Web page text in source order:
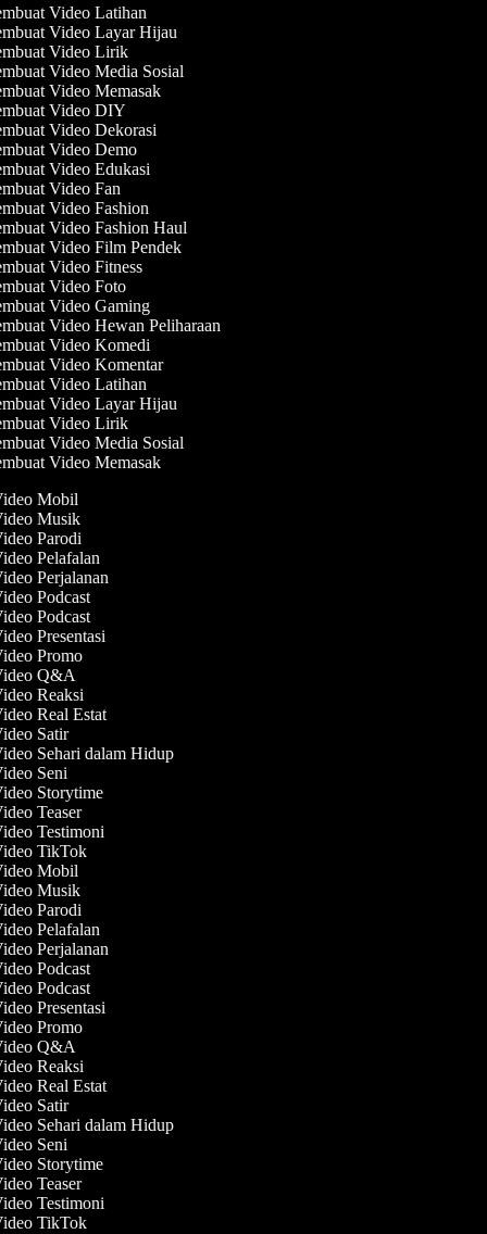
Video Latihan
Video Layar Hijau
Video Lirik
Video Media Sosial
Video Memasak
Video DIY
Video Dekorasi
Video Demo
Video Edukasi
Video Fan
Video Fashion
Video Fashion Haul
Video Film Pendek
Video Fitness
Video Foto
Video Gaming
Video Hewan Peliharaan
Video Komedi
Video Komentar
Video Latihan
Video Layar Hijau
Video Lirik
Video Media Sosial
Video Memasak
Mobil
Musik
Parodi
Pelafalan
Perjalanan
Podcast
Podcast
Presentasi
Promo
Q&A
Reaksi
Real Estat
Satir
Sehari dalam Hidup
Seni
Storytime
Teaser
Testimoni
TikTok
Mobil
Musik
Parodi
Pelafalan
Perjalanan
Podcast
Podcast
Presentasi
Promo
Q&A
Reaksi
Real Estat
Satir
Sehari dalam Hidup
Seni
Storytime
Teaser
Testimoni
TikTok